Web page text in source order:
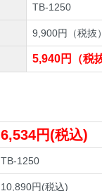
TB-1250
9,900円（税抜）
5,940円（税
6,534円(税込)
TB-1250
10,890円(税込)